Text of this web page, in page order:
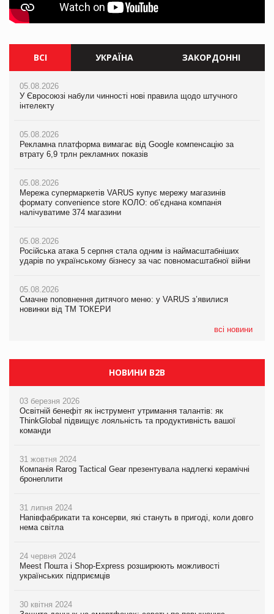
ВСІ УКРАЇНА ЗАКОРДОННІ
05.08.2026
У Євросоюзі набули чинності нові правила щодо штучного
інтелекту
05.08.2026
Рекламна платформа вимагає від Google компенсацію за
втрату 6,9 трлн рекламних показів
05.08.2026
Мережа супермаркетів VARUS купує мережу магазинів
формату convenience store КОЛО: об’єднана компанія
налічуватиме 374 магазини
05.08.2026
Російська атака 5 серпня стала одним із наймасштабніших
ударів по українському бізнесу за час повномасштабної війни
05.08.2026
Смачне поповнення дитячого меню: у VARUS з’явилися
новинки від ТМ ТОКЕРИ
всі новини
05.08.2026
Мережа супермаркетів VARUS купує мережу магазинів
формату convenience store КОЛО: об’єднана компанія
05.08.2026
Російська атака 5 серпня стала одним із наймасштабніших
05.08.2026
Смачне поповнення дитячого меню: у VARUS з’явилися
новинки від ТМ ТОКЕРИ
05.08.2026
Сергій Лісунов про заморожені хлібобулочні вироби на
PrivateLabel&FMCG Master 2026
04.08.2026
Через атаку РФ у Дніпрі пошкоджено склад шоколаду
Millennium
05.08.2026
У Євросоюзі набули чинності нові правила щодо штучного
інтелекту
05.08.2026
Рекламна платформа вимагає від Google компенсацію за
втрату 6,9 трлн рекламних показів
05.08.2026
Adidas витратила понад $1 млрд на маркетинг за квартал
продуктів
НОВИНИ B2B
03 березня 2026
Освітній бенефіт як інструмент утримання талантів: як
ThinkGlobal підвищує лояльність та продуктивність вашої
команди
31 жовтня 2024
Компанія Rarog Tactical Gear презентувала надлегкі керамічні
бронеплити
31 липня 2024
Напівфабрикати та консерви, які стануть в пригоді, коли довго
нема світла
24 червня 2024
Meest Пошта і Shop-Express розширюють можливості
українських підприємців
30 квітня 2024